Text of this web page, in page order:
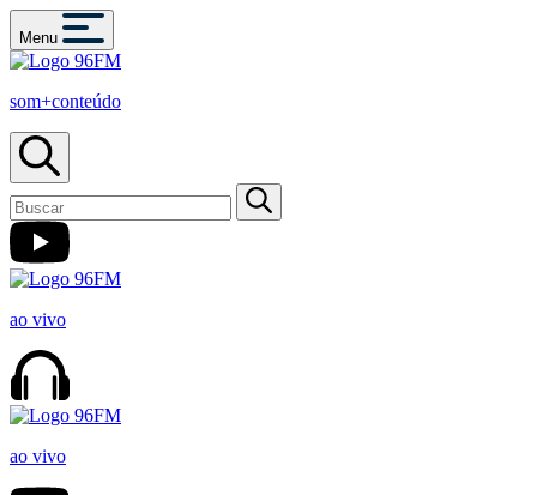
Menu
som+conteúdo
ao vivo
ao vivo